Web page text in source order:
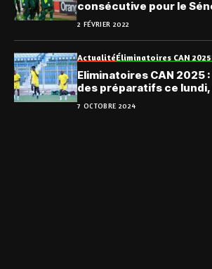
consécutive pour le
du Burkina
2 FÉVRIER 2022
ActualitéÉliminatoires CAN 2025
Eliminatoires CAN
des préparatifs ce
le coach adjoint se
7 OCTOBRE 2024